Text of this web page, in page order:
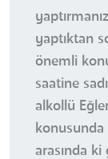
yaptıktan
önemli
saatine
alkollü
arasında